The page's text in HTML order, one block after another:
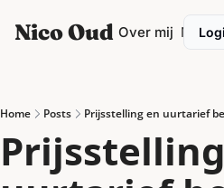
Nico Oud
Categories
Categories
Ondernemen
Personal development
Podcasting
Over mij
Home Posts Prijsstelling en uurtarief